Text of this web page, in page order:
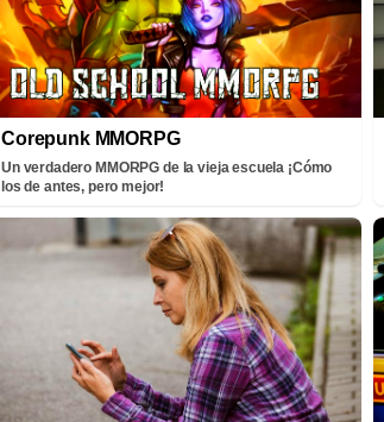
Corepunk MMORPG
Un verdadero MMORPG de la vieja escuela ¡Cómo
los de antes, pero mejor!